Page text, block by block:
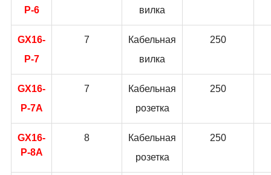
P-6 вилка
GX16-
P-7
7
Кабельная
вилка
250
GX16-
P-7A
7
Кабельная
розетка
250
GX16-
P-8A
8
Кабельная
розетка
250